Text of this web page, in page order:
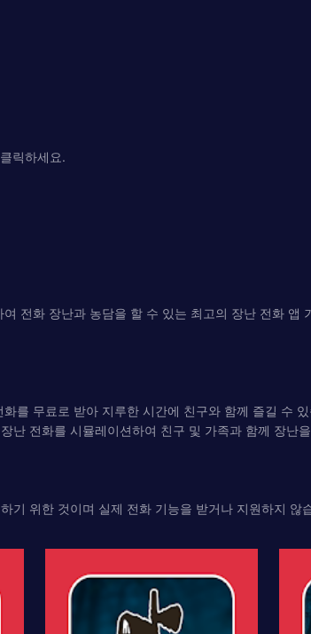
릭하세요.
전화 장난과 농담을 할 수 있는 최고의 장난 전화
를 무료로 받아 지루한 시간에 친구와 함께 즐길 수
난 전화를 시뮬레이션하여 친구 및 가족과 함께 장난
위한 것이며 실제 전화 기능을 받거나 지원하지